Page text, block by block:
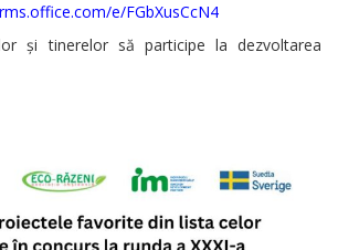
e/FGbXusCcN4
și tinerelor să participe la dezvoltarea